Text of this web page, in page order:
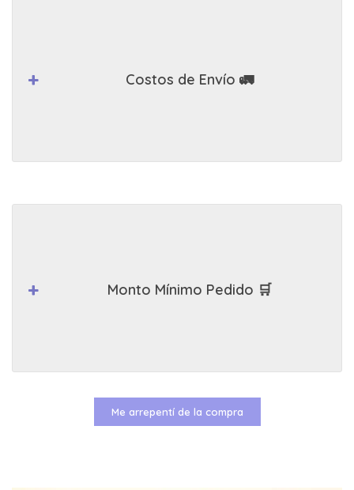
Costos de Envío 🚛
Monto Mínimo Pedido 🛒
Me arrepentí de la compra